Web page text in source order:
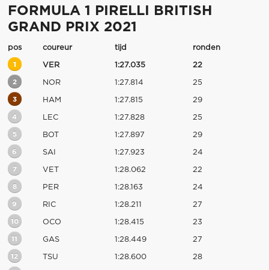
FORMULA 1 PIRELLI BRITISH
GRAND PRIX 2021
pos coureur tijd ronden
1 VER 1:27.035 22
2 NOR 1:27.814 25
3 HAM 1:27.815 29
4 LEC 1:27.828 25
5 BOT 1:27.897 29
6 SAI 1:27.923 24
7 VET 1:28.062 22
8 PER 1:28.163 24
9 RIC 1:28.211 27
10 OCO 1:28.415 23
11 GAS 1:28.449 27
12 TSU 1:28.600 28